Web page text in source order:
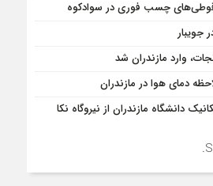
وارد مازندران شد
دمای هوا در مازندران
دانشگاه مازندران از نيروگاه نکا